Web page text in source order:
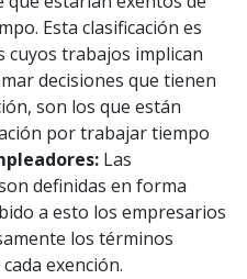
Esta clasificación es
cuyos trabajos implican
decisiones que tienen
son los que están
por trabajar tiempo
Las
definidas en forma
a esto los empresarios
los términos
exención.